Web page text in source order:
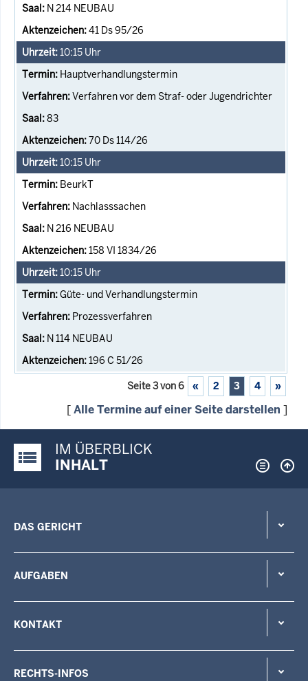
N 214 NEUBAU
41 Ds 95/26
10:15 Uhr
Hauptverhandlungstermin
Verfahren vor dem Straf- oder Jugendrichter
83
70 Ds 114/26
10:15 Uhr
BeurkT
Nachlasssachen
N 216 NEUBAU
158 VI 1834/26
10:15 Uhr
Güte- und Verhandlungstermin
Prozessverfahren
N 114 NEUBAU
196 C 51/26
Seite 3 von 6 « 2 3 4 »
[Alle Termine auf einer Seite darstellen ]
Justiz-Portal im Überblick:
IM ÜBERBLICK
INHALT
DAS GERICHT
AUFGABEN
KONTAKT
RECHTS-INFOS